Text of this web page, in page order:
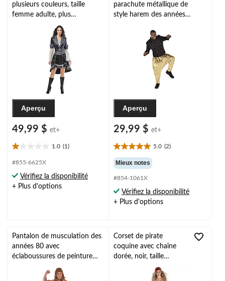
plusieurs couleurs, taille
femme adulte, plus
d'options disponibles,
accessoire de costume prêt-
à-porter pour l'Halloween
Aperçu
49,99 $ et+
1.0 (1)
1.0
étoile(s)
5.
1
#855-6625X
Vérifiez la disponibilité
+ Plus d'options
parachute métallique de
style harem des années
tailles, accessoire de
costume à porter pour
l'Halloween
Aperçu
29,99 $ et+
5.0 (2)
5.0
étoile(s)
sur
5.
2
évaluations
Mieux notes
#854-1061X
Vérifiez la disponibilité
+ Plus d'options
Pantalon de musculation des
années 80 avec
éclaboussures de peinture
néon pour adulte,
multicolore, accessoire de
Corset de pirate
coquine avec chaîne
dorée, noir, taille
unique, accessoire de
costume à porter pour